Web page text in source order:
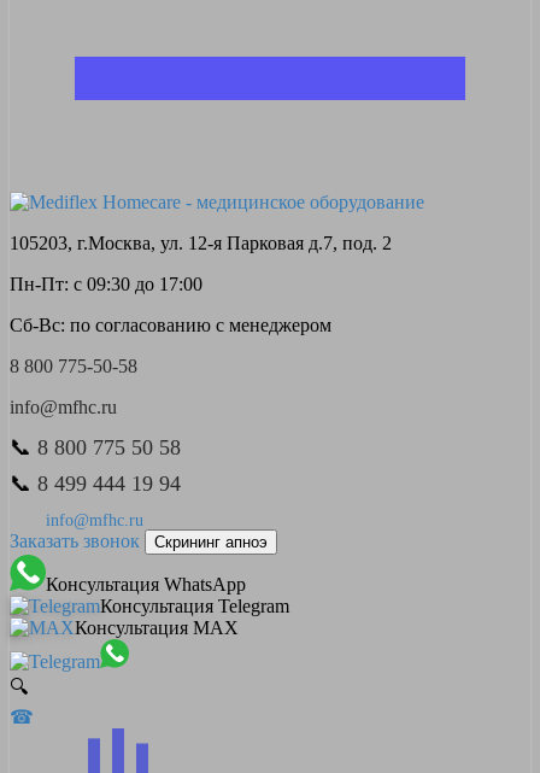
105203, г.Москва, ул. 12-я Парковая д.7, под. 2
Пн-Пт: с 09:30 до 17:00
Сб-Вс: по согласованию с менеджером
8 800 775-50-58
info@mfhc.ru
📞 8 800 775 50 58
📞 8 499 444 19 94
info@mfhc.ru
Заказать звонок Скрининг апноэ
Консультация WhatsApp
Консультация Telegram
Консультация MAX
🔍
☎